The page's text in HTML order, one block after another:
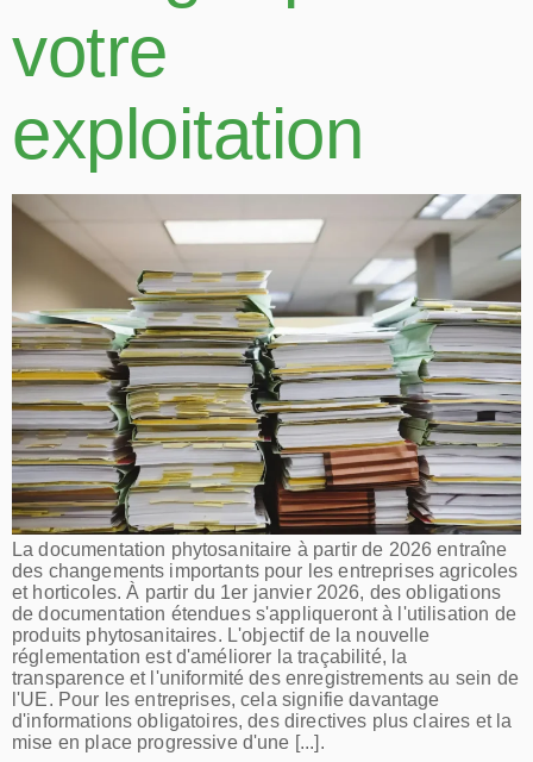
votre
exploitation
La documentation phytosanitaire à partir de 2026 entraîne
des changements importants pour les entreprises agricoles
et horticoles. À partir du 1er janvier 2026, des obligations
de documentation étendues s'appliqueront à l'utilisation de
produits phytosanitaires. L'objectif de la nouvelle
réglementation est d'améliorer la traçabilité, la
transparence et l'uniformité des enregistrements au sein de
l'UE. Pour les entreprises, cela signifie davantage
d'informations obligatoires, des directives plus claires et la
mise en place progressive d'une [...].